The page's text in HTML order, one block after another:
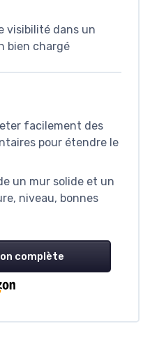
visibilité dans un
bien chargé
facilement des
pour étendre le
un mur solide et un
niveau, bonnes
complète